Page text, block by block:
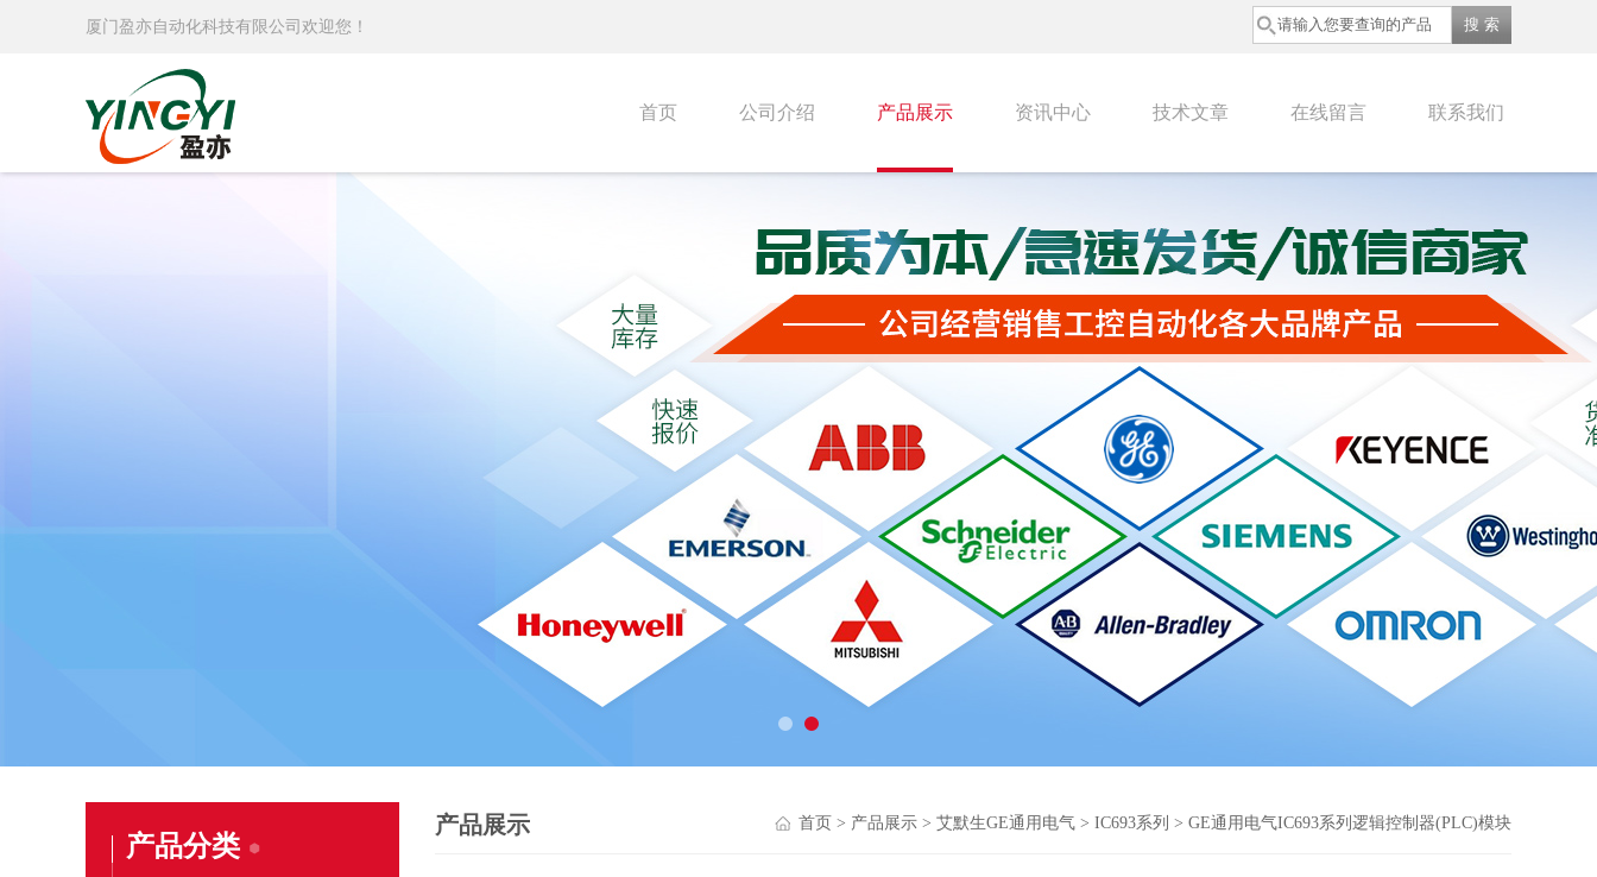
厦门盈亦自动化科技有限公司欢迎您！
首页 公司介绍 产品展示 资讯中心 技术文章 在线留言 联系我们
产品分类
产品展示 首页 > 产品展示 > 艾默生GE通用电气 > IC693系列 > GE通用电气IC693系列逻辑控制器(PLC)模块